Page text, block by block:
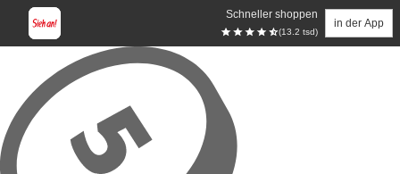
Schneller shoppen
(13.2 tsd)
in der App
Zum Hauptinhalt springen